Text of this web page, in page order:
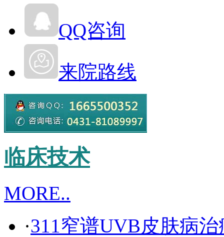
QQ咨询
来院路线
临床技术
MORE..
·311窄谱UVB皮肤病治